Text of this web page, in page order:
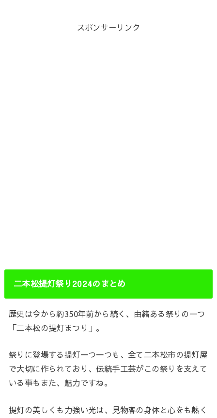
スポンサーリンク
二本松提灯祭り2024のまとめ
歴史は今から約350年前から続く、由緒ある祭りの一つ
「二本松の提灯まつり」。
祭りに登場する提灯一つ一つも、全て二本松市の提灯屋
で大切に作られており、伝統手工芸がこの祭りを支えて
いる事もまた、魅力ですね。
提灯の美しくも力強い光は、見物客の身体と心をも熱く